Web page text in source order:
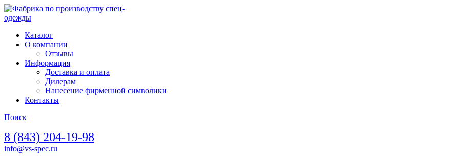
Каталог
О компании
Отзывы
Информация
Доставка и оплата
Дилерам
Нанесение фирменной символики
Контакты
Поиск
8 (843) 204-19-98
info@vs-spec.ru